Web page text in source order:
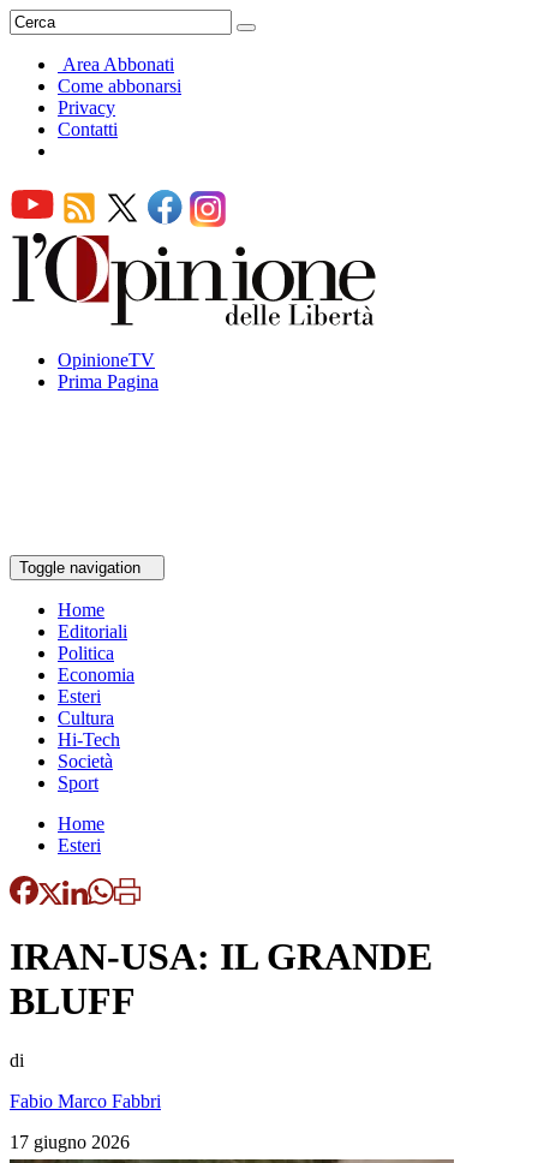
Area Abbonati
Come abbonarsi
Privacy
Contatti
OpinioneTV
Prima Pagina
Toggle navigation
Home
Editoriali
Politica
Economia
Esteri
Cultura
Hi-Tech
Società
Sport
Home
Esteri
IRAN-USA: IL GRANDE
BLUFF
di
Fabio Marco Fabbri
17 giugno 2026